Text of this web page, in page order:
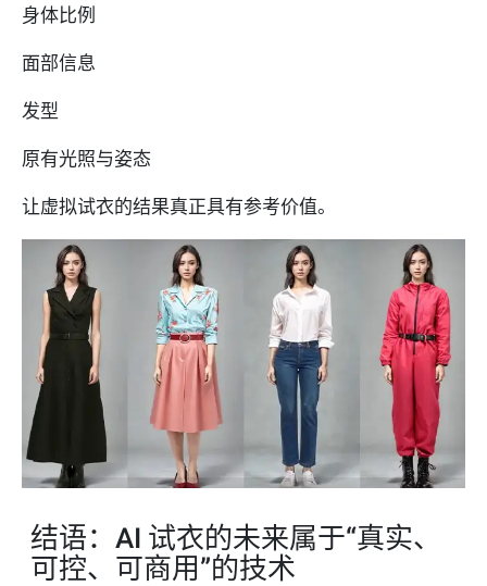
身体比例
面部信息
发型
原有光照与姿态
让虚拟试衣的结果真正具有参考价值。
结语：AI 试衣的未来属于“真实、
可控、可商用”的技术